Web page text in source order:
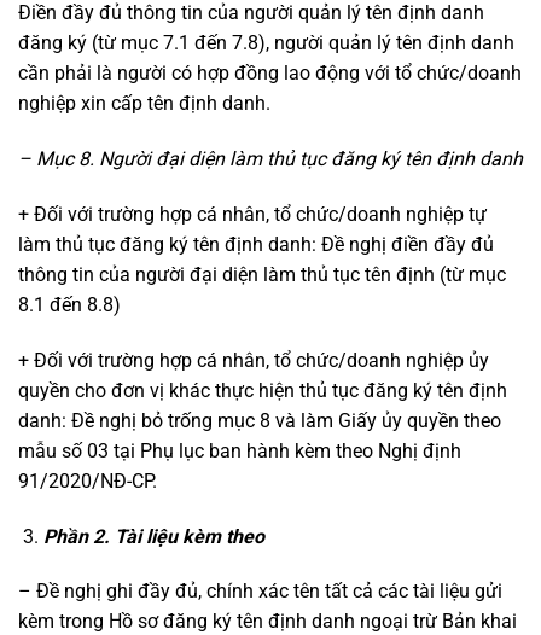
Điền đầy đủ thông tin của người quản lý tên định danh
đăng ký (từ mục 7.1 đến 7.8), người quản lý tên định danh
cần phải là người có hợp đồng lao động với tổ chức/doanh
nghiệp xin cấp tên định danh.
– Mục 8. Người đại diện làm thủ tục đăng ký tên định danh
+ Đối với trường hợp cá nhân, tổ chức/doanh nghiệp tự
làm thủ tục đăng ký tên định danh: Đề nghị điền đầy đủ
thông tin của người đại diện làm thủ tục tên định (từ mục
8.1 đến 8.8)
+ Đối với trường hợp cá nhân, tổ chức/doanh nghiệp ủy
quyền cho đơn vị khác thực hiện thủ tục đăng ký tên định
danh: Đề nghị bỏ trống mục 8 và làm Giấy ủy quyền theo
mẫu số 03 tại Phụ lục ban hành kèm theo Nghị định
91/2020/NĐ-CP.
Phần 2. Tài liệu kèm theo
– Đề nghị ghi đầy đủ, chính xác tên tất cả các tài liệu gửi
kèm trong Hồ sơ đăng ký tên định danh ngoại trừ Bản khai